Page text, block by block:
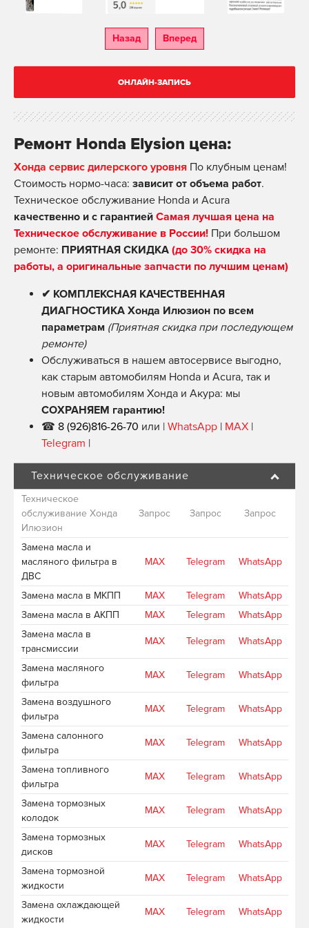
Назад Вперед
ОНЛАЙН-ЗАПИСЬ
Ремонт Honda Elysion цена:
Хонда сервис дилерского уровня По клубным ценам!
Стоимость нормо-часа: зависит от объема работ.
Техническое обслуживание Honda и Acura
качественно и с гарантией Самая лучшая цена на
Техническое обслуживание в России! При большом
ремонте: ПРИЯТНАЯ СКИДКА (до 30% скидка на
работы, а оригинальные запчасти по лучшим ценам)
✔ КОМПЛЕКСНАЯ КАЧЕСТВЕННАЯ
ДИАГНОСТИКА Хонда Илюзион по всем
параметрам (Приятная скидка при последующем
ремонте)
Обслуживаться в нашем автосервисе выгодно,
как старым автомобилям Honda и Acura, так и
новым автомобилям Хонда и Акура: мы
СОХРАНЯЕМ гарантию!
☎ 8 (926)816-26-70 или | WhatsApp | MAX |
Telegram |
Техническое обслуживание
Техническое
обслуживание Хонда
Илюзион
Запрос Запрос Запрос
Замена масла и
масляного фильтра в
ДВС
MAX Telegram WhatsApp
Замена масла в МКПП MAX Telegram
WhatsApp
Замена масла в АКПП
MAX Telegram
WhatsApp
Замена масла в
трансмиссии
MAX Telegram WhatsApp
Замена масляного
фильтра
MAX Telegram WhatsApp
Замена воздушного
фильтра
MAX Telegram WhatsApp
Замена салонного
фильтра
MAX Telegram WhatsApp
Замена топливного
фильтра
MAX Telegram WhatsApp
Замена тормозных
колодок
MAX Telegram WhatsApp
Замена тормозных
дисков
MAX Telegram WhatsApp
Замена тормозной
жидкости
MAX Telegram WhatsApp
Замена охлаждающей
жидкости
MAX Telegram WhatsApp